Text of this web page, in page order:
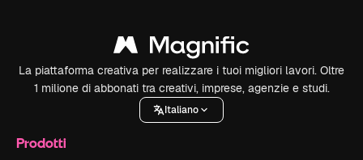
La piattaforma creativa per realizzare i tuoi migliori lavori. Oltre
1 milione di abbonati tra creativi, imprese, agenzie e studi.
Italiano
Prodotti